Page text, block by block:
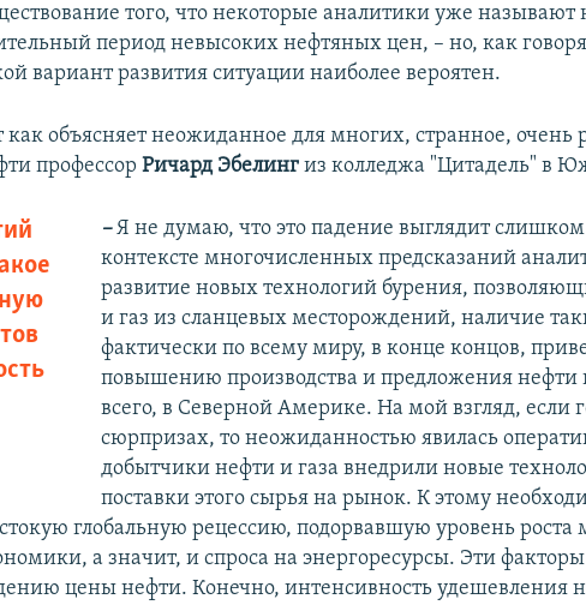
того, что некоторые аналитики уже называют
период невысоких нефтяных цен, – но, как
вариант развития ситуации наиболее вероятен.
как объясняет неожиданное для многих, странное, очень
профессорРичард Эбелинг из колледжа "Цитадель" в
–Я не думаю, что это падение выглядит
контексте многочисленных предсказаний
развитие новых технологий бурения,
и газ из сланцевых месторождений, наличие
фактически по всему миру, в конце концов,
повышению производства и предложения нефти
всего, в Северной Америке. На мой взгляд, если
сюрпризах, то неожиданностью явилась
добытчики нефти и газа внедрили новые
поставки этого сырья на рынок. К этому
глобальную рецессию, подорвавшую уровень роста
а значит, и спроса на энергоресурсы. Эти
цены нефти. Конечно, интенсивность удешевления